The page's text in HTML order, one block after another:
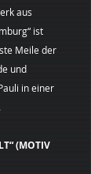
aus
ist
Meile der
und
in einer
(MOTIV